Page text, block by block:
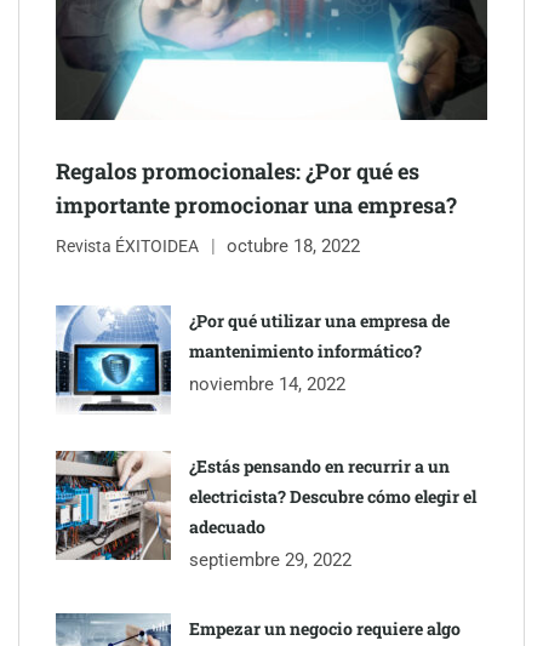
NOVA: innovación y diseño que transforman espacios de la
mano de Tormo Franquicias
Regalos promocionales: ¿Por qué es
importante promocionar una empresa?
Revista ÉXITOIDEA octubre 18, 2022
¿Por qué utilizar una empresa de
mantenimiento informático?
noviembre 14, 2022
¿Estás pensando en recurrir a un
electricista? Descubre cómo elegir el
adecuado
septiembre 29, 2022
Empezar un negocio requiere algo